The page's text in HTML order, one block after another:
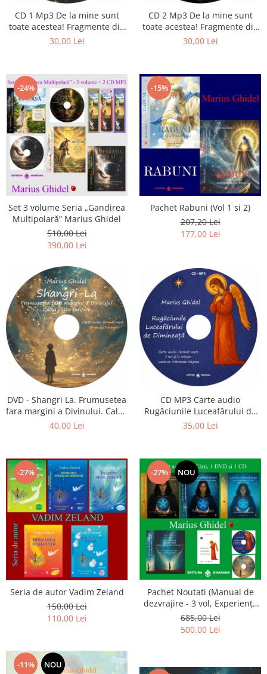
Literatura
Psihologie
Stiinta
CD 1 Mp3 De la mine sunt
toate acestea! Fragmente din
cărțile lui Marius Ghidel
30,00 Lei
CD 2 Mp3 De la mine sunt
toate acestea! Fragmente din
cărțile lui Marius Ghidel
30,00 Lei
-24%
Set 3 volume Seria „Gandirea
Multipolară” Marius Ghidel
510,00 Lei
390,00 Lei
-15%
Pachet Rabuni (Vol 1 si 2)
207,20 Lei
177,00 Lei
DVD - Shangri La. Frumusetea
fara margini a Divinului. Calea
catre fericire
40,00 Lei
CD MP3 Carte audio
Rugăciunile Luceafărului de
dimineață
35,00 Lei
-27%
Seria de autor Vadim Zeland
150,00 Lei
110,00 Lei
-27% NOU
Pachet Noutati (Manual de
dezvrajire - 3 vol, Experiențe
și amintiri, Rugăciunile
Luceafarului de dimineata) -
Marius Ghidel
685,00 Lei
500,00 Lei
-11% NOU